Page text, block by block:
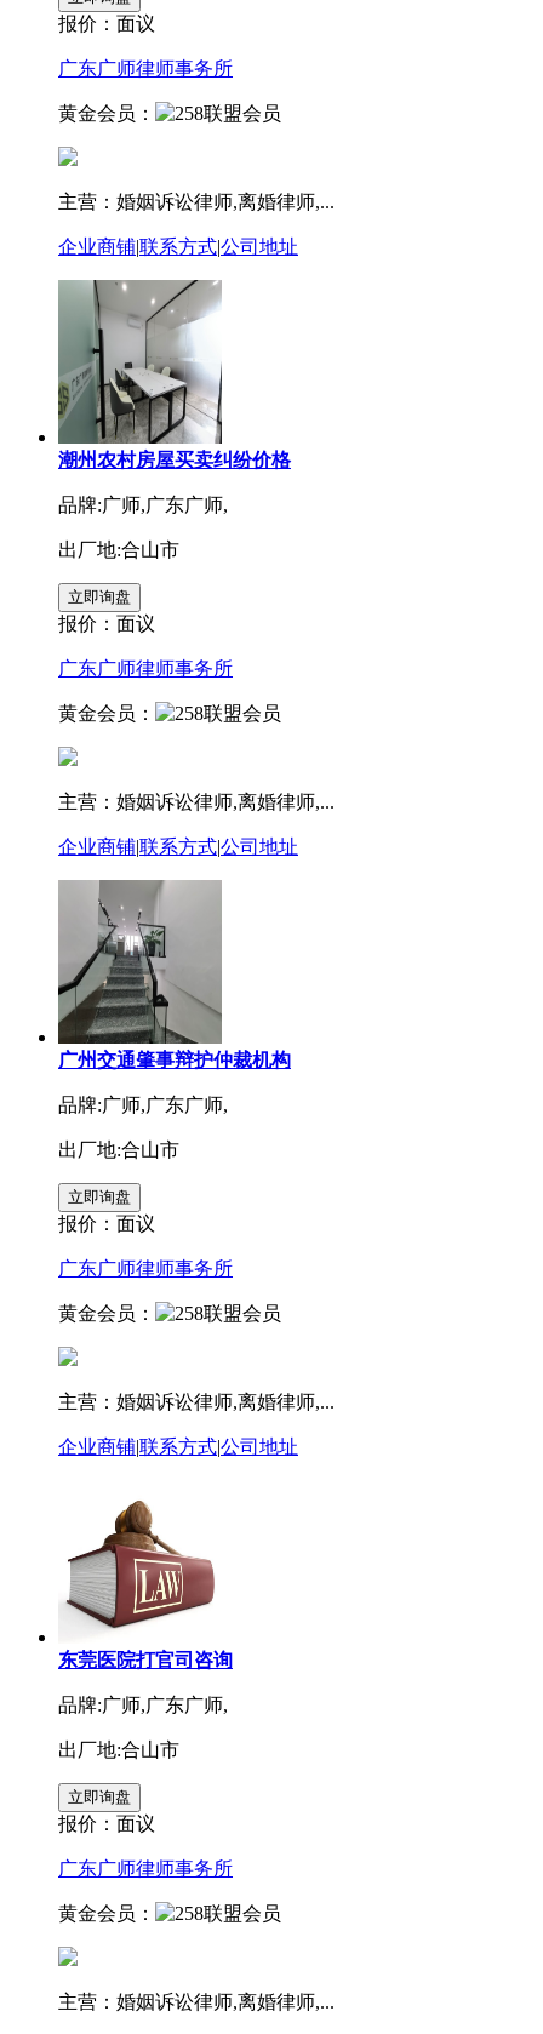
报价： 面议
广东广师律师事务所
黄金会员：
主营：婚姻诉讼律师,离婚律师,...
企业商铺|联系方式|公司地址
潮州农村房屋买卖纠纷价格
品牌:广师,广东广师,
出厂地:合山市
报价： 面议
广东广师律师事务所
黄金会员：
主营：婚姻诉讼律师,离婚律师,...
企业商铺|联系方式|公司地址
广州交通肇事辩护仲裁机构
品牌:广师,广东广师,
出厂地:合山市
报价： 面议
广东广师律师事务所
黄金会员：
主营：婚姻诉讼律师,离婚律师,...
企业商铺|联系方式|公司地址
东莞医院打官司咨询
品牌:广师,广东广师,
出厂地:合山市
报价： 面议
广东广师律师事务所
黄金会员：
主营：婚姻诉讼律师,离婚律师,...